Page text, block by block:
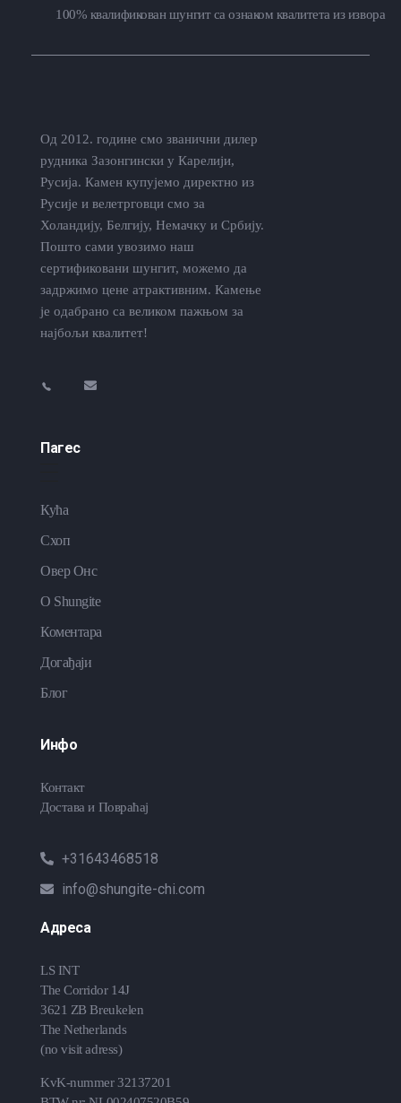
100% квалификован шунгит са ознаком квалитета из извора
Од 2012. године смо званични дилер
рудника Зазонгински у Карелији,
Русија. Камен купујемо директно из
Русије и велетрговци смо за
Холандију, Белгију, Немачку и Србију.
Пошто сами увозимо наш
сертификовани шунгит, можемо да
задржимо цене атрактивним. Камење
је одабрано са великом пажњом за
најбољи квалитет!
Пагес
Кућа
Схоп
Овер Онс
O Shungite
Коментара
Догађаји
Блог
Инфо
Контакт
Достава и Повраћај
+31643468518
info@shungite-chi.com
Адреса
LS INT
The Corridor 14J
3621 ZB Breukelen
The Netherlands
(no visit adress)
KvK-nummer 32137201